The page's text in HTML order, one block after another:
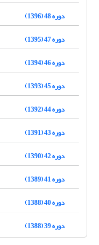
دوره 48 (1396)
دوره 47 (1395)
دوره 46 (1394)
دوره 45 (1393)
دوره 44 (1392)
دوره 43 (1391)
دوره 42 (1390)
دوره 41 (1389)
دوره 40 (1388)
دوره 39 (1388)